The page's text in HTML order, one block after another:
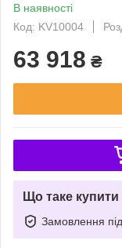
В наявності
Код: KV10004
63 918 ₴
Що таке
Замовлення